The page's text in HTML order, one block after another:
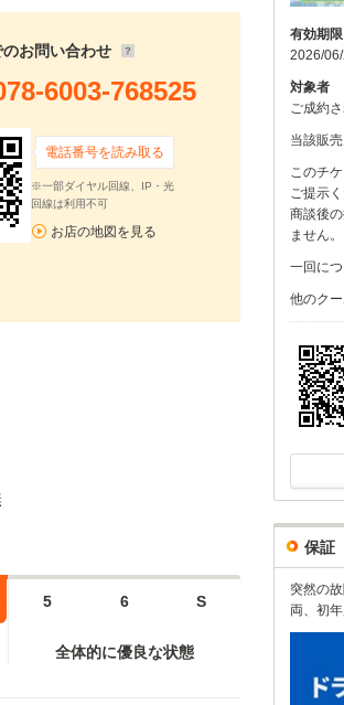
のお問い合わせ
6003-768525
電話番号を読み取る
※一部ダイヤル回線、IP・光
回線は利用不可
お店の地図を見る
5 6 S
全体的に優良な状態
有効期限
2026/
対象者
ご成約
当該販
このチ
ご提示く
商談後
ません。
一回につ
他のク
保証
突然の
両、初